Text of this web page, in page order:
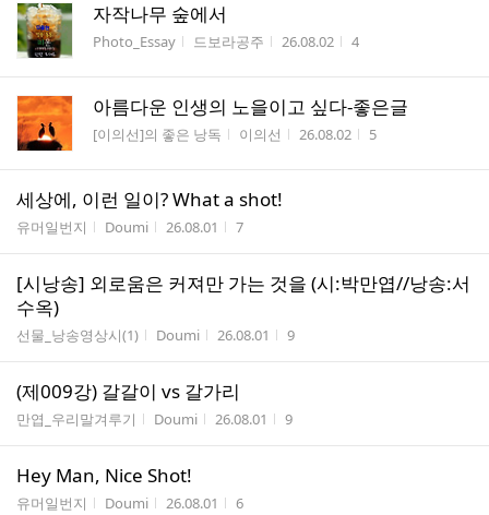
자작나무 숲에서
게시판명
Photo_Essay 작성자
드보라공주 작성시간
26.08.02 조회수
4
아름다운 인생의 노을이고 싶다-좋은글
게시판명
[이의선]의 좋은 낭독 작성자
이의선 작성시간
26.08.02 조회수
5
세상에, 이런 일이? What a shot!
게시판명
유머일번지 작성자
Doumi 작성시간
26.08.01 조회수
7
[시낭송] 외로움은 커져만 가는 것을 (시:박만엽//낭송:서
수옥)
게시판명
선물_낭송영상시(1) 작성자
Doumi 작성시간
26.08.01 조회수
9
(제009강) 갈갈이 vs 갈가리
게시판명
만엽_우리말겨루기 작성자
Doumi 작성시간
26.08.01 조회수
9
Hey Man, Nice Shot!
게시판명
유머일번지 작성자
Doumi 작성시간
26.08.01 조회수
6